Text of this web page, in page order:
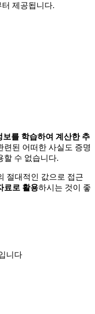
제공됩니다.
를 학습하여 계산한 추
련된 어떠한 사실도 증명
할 수 없습니다.
절대적인 값으로 접근
료로 활용하시는 것이 좋
니다